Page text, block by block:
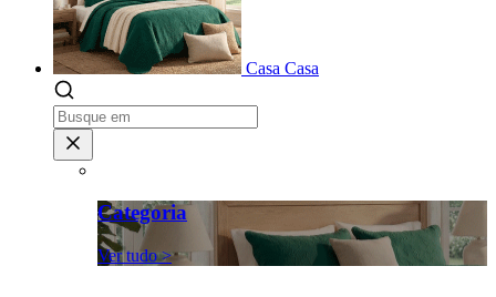
Casa Casa
Categoria
Ver tudo >